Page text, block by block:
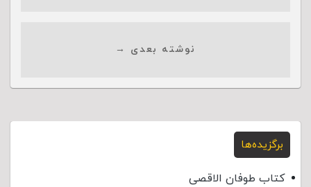
نوشته بعدی →
برگزیده‌ها
کتاب طوفان الاقصی